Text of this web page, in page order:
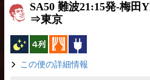
SA50 難波21:15発-梅田
⇒東京
夜行バス
横4列 カーテン
この便の詳細情報